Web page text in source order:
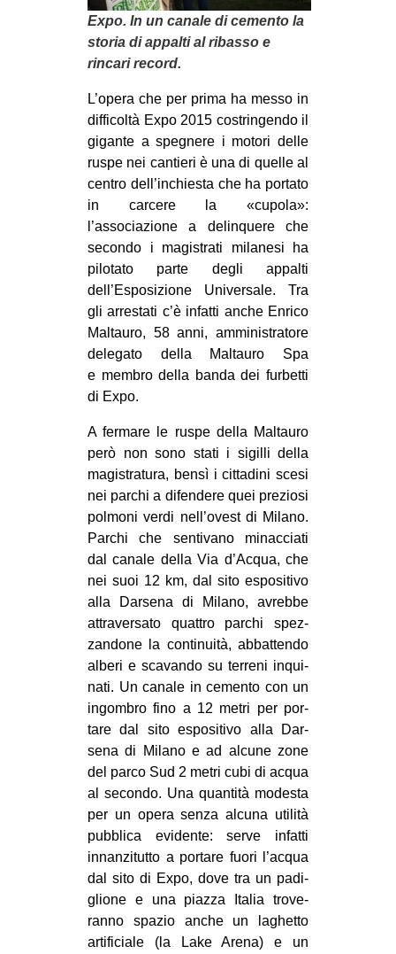
MOBILITAZIONI
SPAZI
MOVIMENTI
AMBIENTE
ANTIFASCISMO
DIRITTO ALL’ABITARE
MIGRAZIONI
PRECARIATO
REPRESSIONE
STUDENTI
CINEMA
MANIFESTI
MUSICA
RECENSIONI
INTERNAZIONALE
AFRICA
AMERICHE
ESTREMO ORIENTE
EUROPA
MEDIO ORIENTE
EVENTI
in
Fb
tw
Expo. In un canale di cemento la
storia di appalti al ribasso e
rincari record.
L’opera che per prima ha messo in
dif­fi­coltà Expo 2015 costrin­gendo il
gigante a spe­gnere i motori delle
ruspe nei can­tieri è una di quelle al
cen­tro dell’inchiesta che ha por­tato
in car­cere la «cupola»:
l’associazione a delin­quere che
secondo i magi­strati mila­nesi ha
pilo­tato parte degli appalti
dell’Esposizione Uni­ver­sale. Tra
gli arre­stati c’è infatti anche Enrico
Mal­tauro, 58 anni, ammi­ni­stra­tore
dele­gato della Mal­tauro Spa
e mem­bro della banda dei fur­betti
di Expo.
A fer­mare le ruspe della Mal­tauro
però non sono stati i sigilli della
magi­stra­tura, bensì i cit­ta­dini scesi
nei par­chi a difen­dere quei pre­ziosi
pol­moni verdi nell’ovest di Milano.
Par­chi che sen­ti­vano minac­ciati
dal canale della Via d’Acqua, che
nei suoi 12 km, dal sito espo­si­tivo
alla Dar­sena di Milano, avrebbe
attra­ver­sato quat­tro par­chi spez­
zan­done la con­ti­nuità, abbat­tendo
alberi e sca­vando su ter­reni inqui­
nati. Un canale in cemento con un
ingom­bro fino a 12 metri per por­
tare dal sito espo­si­tivo alla Dar­
sena di Milano e ad alcune zone
del parco Sud 2 metri cubi di acqua
al secondo. Una quan­tità mode­sta
per un opera senza alcuna uti­lità
pub­blica evi­dente: serve infatti
innan­zi­tutto a por­tare fuori l’acqua
dal sito di Expo, dove tra un padi­
glione e una piazza Ita­lia tro­ve­
ranno spa­zio anche un laghetto
arti­fi­ciale (la Lake Arena) e un